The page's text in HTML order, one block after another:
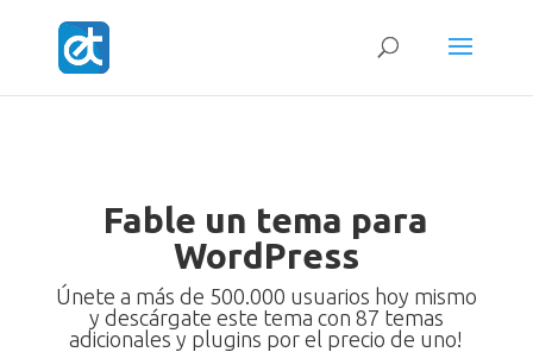
Fable un tema para
WordPress
Únete a más de 500.000 usuarios hoy mismo
y descárgate este tema con 87 temas
adicionales y plugins por el precio de uno!